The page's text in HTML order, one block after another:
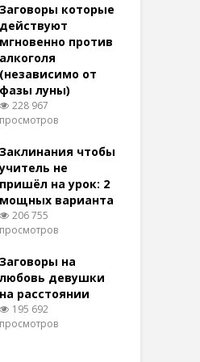
Заговоры которые
действуют
мгновенно против
алкоголя
(независимо от
фазы луны)
228 967
просмотров
Заклинания чтобы
учитель не
пришёл на урок: 2
мощных варианта
206 755
просмотров
Заговоры на
любовь девушки
на расстоянии
195 692
просмотров